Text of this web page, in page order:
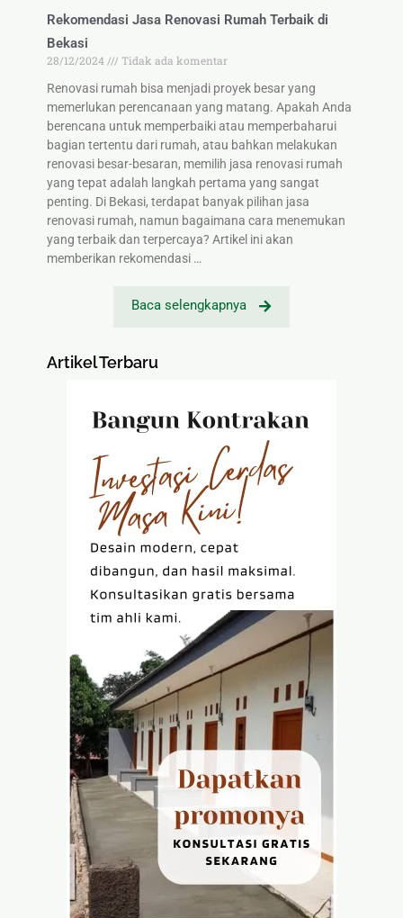
Rekomendasi Jasa Renovasi Rumah Terbaik di
Bekasi
28/12/2024
Tidak ada komentar
Renovasi rumah bisa menjadi proyek besar yang
memerlukan perencanaan yang matang. Apakah Anda
berencana untuk memperbaiki atau memperbaharui
bagian tertentu dari rumah, atau bahkan melakukan
renovasi besar-besaran, memilih jasa renovasi rumah
yang tepat adalah langkah pertama yang sangat
penting. Di Bekasi, terdapat banyak pilihan jasa
renovasi rumah, namun bagaimana cara menemukan
yang terbaik dan terpercaya? Artikel ini akan
memberikan rekomendasi …
Baca selengkapnya
Artikel Terbaru